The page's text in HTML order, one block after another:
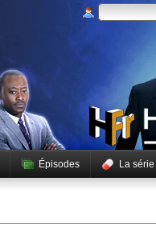
Épisodes La série